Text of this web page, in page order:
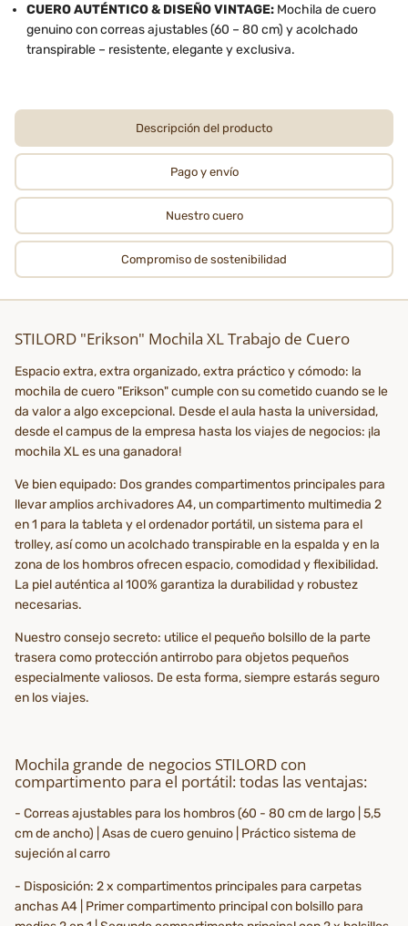
CUERO AUTÉNTICO & DISEÑO VINTAGE: Mochila de cuero
genuino con correas ajustables (60 – 80 cm) y acolchado
transpirable – resistente, elegante y exclusiva.
Descripción del producto
Pago y envío
Nuestro cuero
Compromiso de sostenibilidad
STILORD "Erikson" Mochila XL Trabajo de Cuero
Espacio extra, extra organizado, extra práctico y cómodo: la
mochila de cuero "Erikson" cumple con su cometido cuando se le
da valor a algo excepcional. Desde el aula hasta la universidad,
desde el campus de la empresa hasta los viajes de negocios: ¡la
mochila XL es una ganadora!
Ve bien equipado: Dos grandes compartimentos principales para
llevar amplios archivadores A4, un compartimento multimedia 2
en 1 para la tableta y el ordenador portátil, un sistema para el
trolley, así como un acolchado transpirable en la espalda y en la
zona de los hombros ofrecen espacio, comodidad y flexibilidad.
La piel auténtica al 100% garantiza la durabilidad y robustez
necesarias.
Nuestro consejo secreto: utilice el pequeño bolsillo de la parte
trasera como protección antirrobo para objetos pequeños
especialmente valiosos. De esta forma, siempre estarás seguro
en los viajes.
Mochila grande de negocios STILORD con
compartimento para el portátil: todas las ventajas:
- Correas ajustables para los hombros (60 - 80 cm de largo | 5,5
cm de ancho) | Asas de cuero genuino | Práctico sistema de
sujeción al carro
- Disposición: 2 x compartimentos principales para carpetas
anchas A4 | Primer compartimento principal con bolsillo para